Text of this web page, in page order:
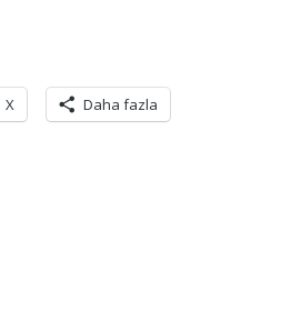
X Daha fazla